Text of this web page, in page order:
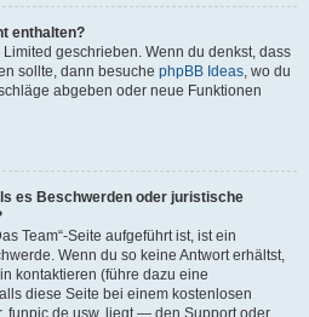
enthalten?
geschrieben. Wenn du denkst, dass
sollte, dann besuche phpBB Ideas, wo du
abgeben oder neue Funktionen
es Beschwerden oder juristische
Team“-Seite aufgeführt ist, ist ein
Wenn du so keine Antwort erhältst,
kontaktieren (führe dazu eine
diese Seite bei einem kostenlosen
funpic.de usw. liegt — den Support oder